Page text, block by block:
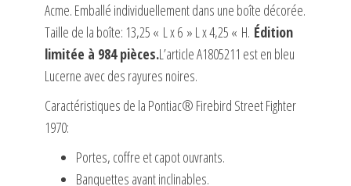
Acme. Emballé individuellement dans une boîte décorée.
Taille de la boîte: 13,25 « L x 6 » L x 4,25 « H. Édition
limitée à 984 pièces.L’article A1805211 est en bleu
Lucerne avec des rayures noires.
Caractéristiques de la Pontiac® Firebird Street Fighter
1970:
Portes, coffre et capot ouvrants.
Banquettes avant inclinables.